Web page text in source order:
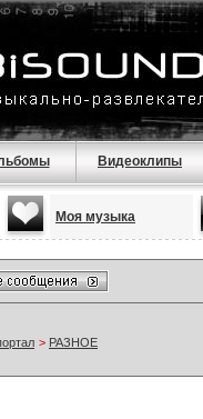
Видеоклипы
Моя музыка
> РАЗНОЕ